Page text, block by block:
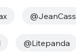
@Litepanda